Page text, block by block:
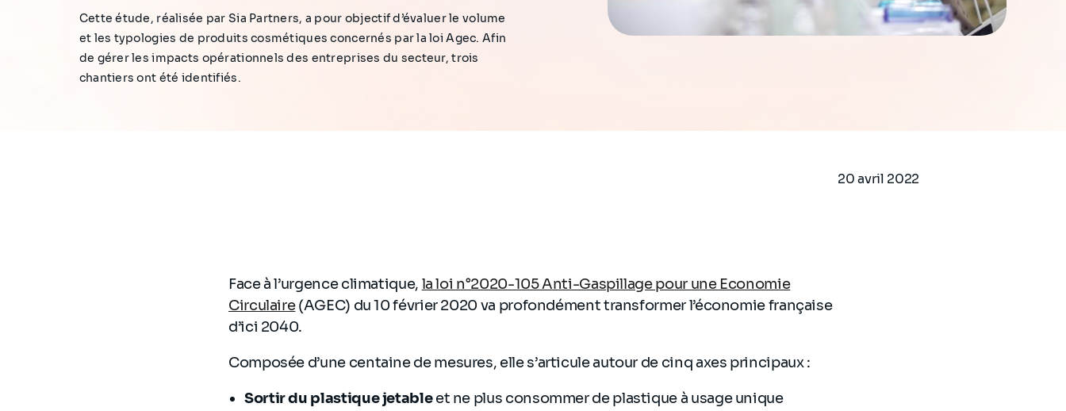
Cette étude, réalisée par Sia Partners, a pour objectif d’évaluer le volume
et les typologies de produits cosmétiques concernés par la loi Agec. Afin
de gérer les impacts opérationnels des entreprises du secteur, trois
chantiers ont été identifiés.
20 avril 2022
Face à l’urgence climatique, la loi n°2020-105 Anti-Gaspillage pour une Economie
Circulaire(AGEC) du 10 février 2020 va profondément transformer l’économie française
d’ici 2040.
Composée d’une centaine de mesures, elle s’articule autour de cinq axes principaux :
Sortir du plastique jetableet ne plus consommer de plastique à usage unique